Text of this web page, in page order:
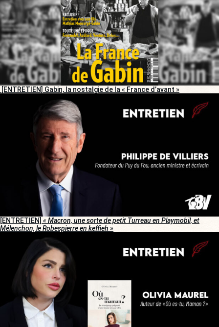
[ENTRETIEN] Gabin, la nostalgie de la « France d’avant »
[ENTRETIEN] « Macron, une sorte de petit Turreau en Playmobil, et
Mélenchon, le Robespierre en keffieh »